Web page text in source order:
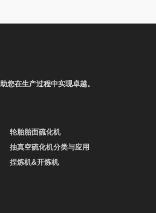
您在生产过程中实现卓越。
轮胎胎面硫化机
抽真空硫化机分类与应用
捏炼机&开炼机